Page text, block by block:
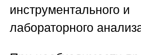
инструментального и
лабораторного